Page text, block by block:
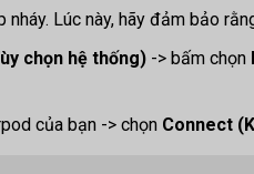
Lúc này, hãy đảm bảo
chọn hệ thống) -> bấm chọn
của bạn -> chọn Connect